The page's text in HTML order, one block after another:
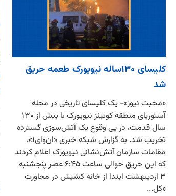
کلیسای ۱۳۰ساله نیویورک طعمه حریق
شد
«محبت نیوز»- یک کلیسای تاریخی در محله
آستوریای منطقه کوئینز نیویورک با بیش از ۱۳۰
سال قدمت، در پی وقوع یک آتش‌سوزی گسترده
تخریب شد. به گزارش شبکه خبری «ان‌وای‌۱»،
مقامات سازمان آتش‌نشانی نیویورک اعلام کردند
که این حریق حوالی ساعت ۶:۴۵ عصر پنجشنبه
۳ اردیبهشت ابتدا از خانه کشیش در مجاورت
«کل...